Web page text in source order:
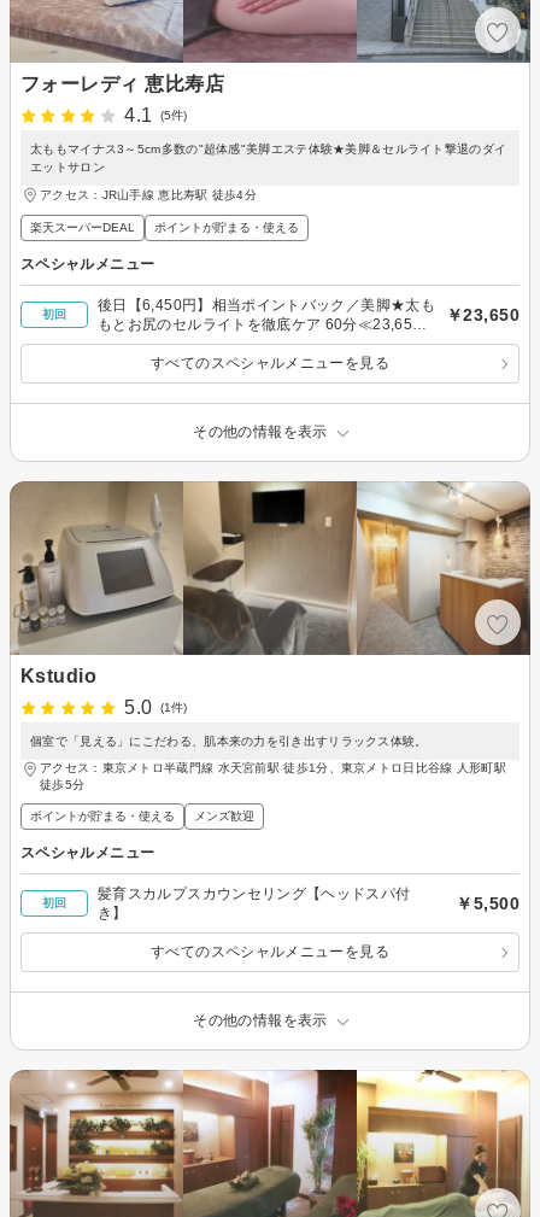
フォーレディ 恵比寿店
4.1
(5件)
太ももマイナス3～5cm多数の"超体感"美脚エステ体験★美脚＆セルライト撃退のダイ
エットサロン
アクセス：JR山手線 恵比寿駅 徒歩4分
楽天スーパーDEAL ポイントが貯まる・使える
スペシャルメニュー
初回
後日【6,450円】相当ポイントバック／美脚★太も
もとお尻のセルライトを徹底ケア 60分≪23,650
円≫
￥23,650
すべてのスペシャルメニューを見る
その他の情報を表示
Kstudio
5.0
(1件)
個室で「見える」にこだわる、肌本来の力を引き出すリラックス体験。
アクセス：東京メトロ半蔵門線 水天宮前駅 徒歩1分、東京メトロ日比谷線 人形町駅
徒歩5分
ポイントが貯まる・使える メンズ歓迎
スペシャルメニュー
初回
髪育スカルプスカウンセリング【ヘッドスパ付
き】
￥5,500
すべてのスペシャルメニューを見る
その他の情報を表示